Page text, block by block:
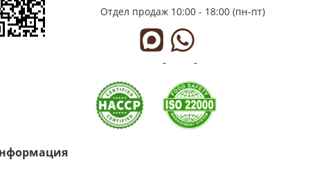
Отдел продаж 10:00 - 18:00 (пн-пт)